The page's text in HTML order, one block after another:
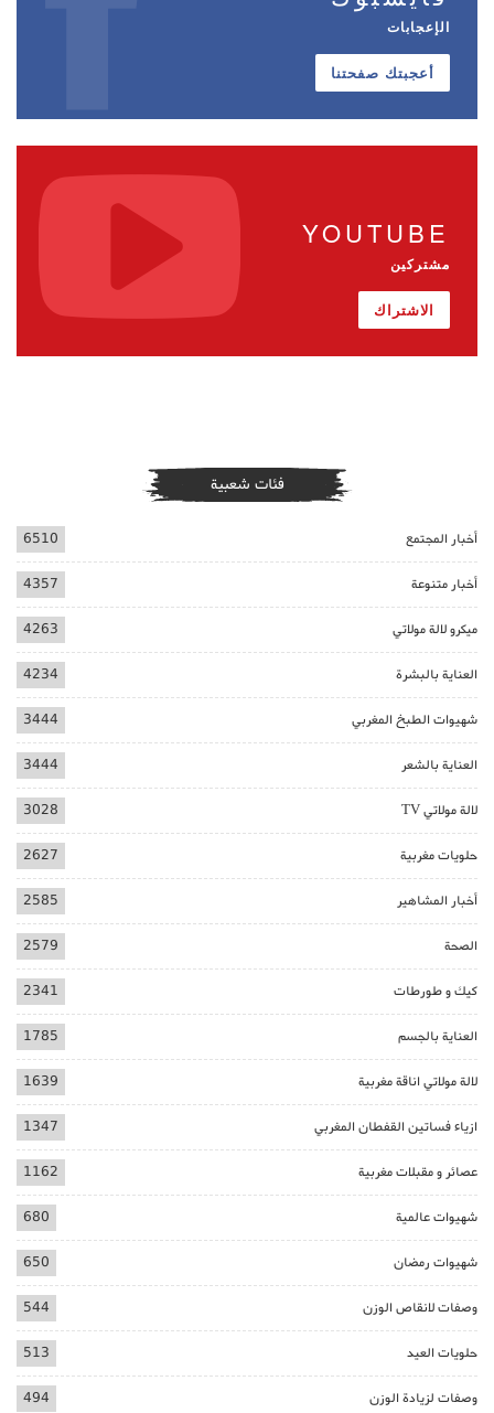
الإعجابات
أعجبتك صفحتنا
YOUTUBE
مشتركين
الاشتراك
فئات شعبية
أخبار المجتمع 6510
أخبار متنوعة 4357
ميكرو لالة مولاتي 4263
العناية بالبشرة 4234
شهيوات الطبخ المغربي 3444
العناية بالشعر 3444
لالة مولاتي TV 3028
حلويات مغربية 2627
أخبار المشاهير 2585
الصحة 2579
كيك و طورطات 2341
العناية بالجسم 1785
لالة مولاتي اناقة مغربية 1639
ازياء فساتين القفطان المغربي 1347
عصائر و مقبلات مغربية 1162
شهيوات عالمية 680
شهيوات رمضان 650
وصفات لانقاص الوزن 544
حلويات العيد 513
وصفات لزيادة الوزن 494